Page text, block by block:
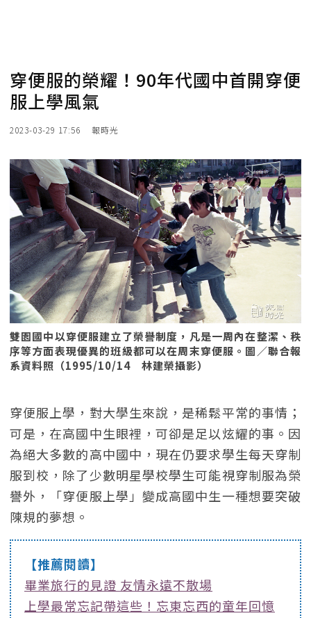
穿便服的榮耀！90年代國中首開穿便
服上學風氣
2023-03-29 17:56 報時光
雙園國中以穿便服建立了榮譽制度，凡是一周內在整潔、秩
序等方面表現優異的班級都可以在周末穿便服。圖／聯合報
系資料照（1995/10/14 林建榮攝影）
穿便服上學，對大學生來說，是稀鬆平常的事情；
可是，在高國中生眼裡，可卻是足以炫耀的事。因
為絕大多數的高中國中，現在仍要求學生每天穿制
服到校，除了少數明星學校學生可能視穿制服為榮
譽外，「穿便服上學」變成高國中生一種想要突破
陳規的夢想。
【推薦閱讀】
畢業旅行的見證 友情永遠不散場
上學最常忘記帶這些！忘東忘西的童年回憶